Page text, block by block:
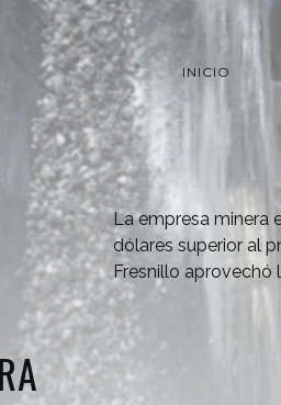
INICIO
La empresa minera
dólares superior al
Fresnillo aprovechó